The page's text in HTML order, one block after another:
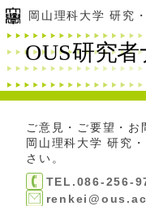
岡山理科大学 研究
ご意見・ご要望・お
岡山理科大学 研究
さい。
TEL.086-256-